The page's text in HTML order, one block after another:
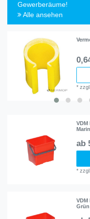
Gewerberäume!
Alle ansehen
*
ab
*
Grün